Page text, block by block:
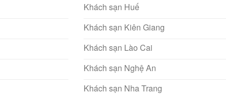
Khách sạn Huế
Khách sạn Kiên Giang
Khách sạn Lào Cai
Khách sạn Nghệ An
Khách sạn Nha Trang